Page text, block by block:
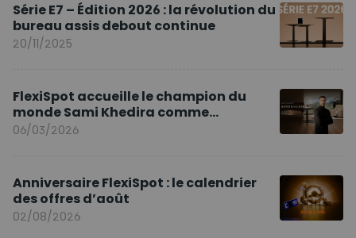
Série E7 – Édition 2026 : la révolution du
bureau assis debout continue
20/11/2025
FlexiSpot accueille le champion du
monde Sami Khedira comme
ambassadeur de la marque en Europe
06/03/2026
Anniversaire FlexiSpot : le calendrier
des offres d’août
02/08/2026